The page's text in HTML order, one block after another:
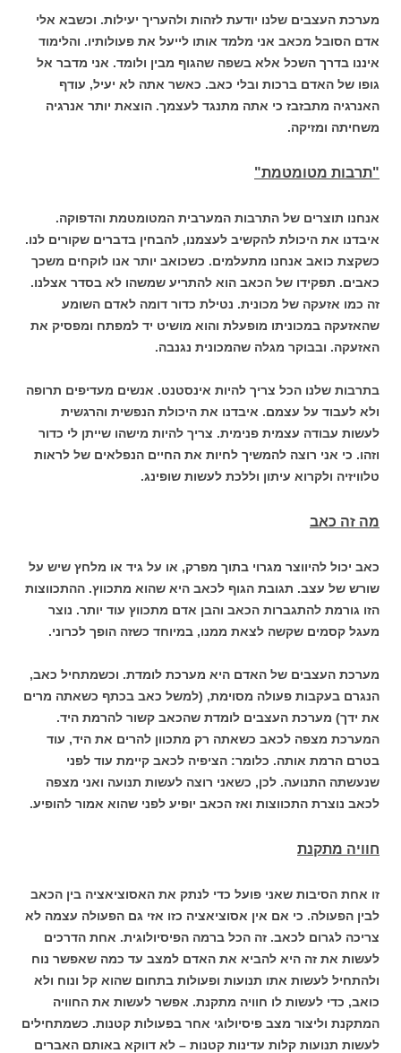
מערכת העצבים שלנו יודעת לזהות ולהעריך יעילות. וכשבא אלי
אדם הסובל מכאב אני מלמד אותו לייעל את פעולותיו. והלימוד
איננו בדרך השכל אלא בשפה שהגוף מבין ולומד. אני מדבר אל
גופו של האדם ברכות ובלי כאב. כאשר אתה לא יעיל, עודף
האנרגיה מתבזבז כי אתה מתנגד לעצמך. הוצאת יותר אנרגיה
משחיתה ומזיקה.
"תרבות מטומטמת"
אנחנו תוצרים של התרבות המערבית המטומטמת והדפוקה.
איבדנו את היכולת להקשיב לעצמנו, להבחין בדברים שקורים לנו.
כשקצת כואב אנחנו מתעלמים. כשכואב יותר אנו לוקחים משכך
כאבים. תפקידו של הכאב הוא להתריע שמשהו לא בסדר אצלנו.
זה כמו אזעקה של מכונית. נטילת כדור דומה לאדם השומע
שהאזעקה במכוניתו מופעלת והוא מושיט יד למפתח ומפסיק את
האזעקה. ובבוקר מגלה שהמכונית נגנבה.
בתרבות שלנו הכל צריך להיות אינסטנט. אנשים מעדיפים תרופה
ולא לעבוד על עצמם. איבדנו את היכולת הנפשית והרגשית
לעשות עבודה עצמית פנימית. צריך להיות מישהו שייתן לי כדור
וזהו. כי אני רוצה להמשיך לחיות את החיים הנפלאים של לראות
טלוויזיה ולקרוא עיתון וללכת לעשות שופינג.
מה זה כאב
כאב יכול להיווצר מגרוי בתוך מפרק, או על גיד או מלחץ שיש על
שורש של עצב. תגובת הגוף לכאב היא שהוא מתכווץ. ההתכווצות
הזו גורמת להתגברות הכאב והבן אדם מתכווץ עוד יותר. נוצר
מעגל קסמים שקשה לצאת ממנו, במיוחד כשזה הופך לכרוני.
מערכת העצבים של האדם היא מערכת לומדת. וכשמתחיל כאב,
הנגרם בעקבות פעולה מסוימת, (למשל כאב בכתף כשאתה מרים
את ידך) מערכת העצבים לומדת שהכאב קשור להרמת היד.
המערכת מצפה לכאב כשאתה רק מתכוון להרים את היד, עוד
בטרם הרמת אותה. כלומר: הציפיה לכאב קיימת עוד לפני
שנעשתה התנועה. לכן, כשאני רוצה לעשות תנועה ואני מצפה
לכאב נוצרת התכווצות ואז הכאב יופיע לפני שהוא אמור להופיע.
חוויה מתקנת
זו אחת הסיבות שאני פועל כדי לנתק את האסוציאציה בין הכאב
לבין הפעולה. כי אם אין אסוציאציה כזו אזי גם הפעולה עצמה לא
צריכה לגרום לכאב. זה הכל ברמה הפיסיולוגית. אחת הדרכים
לעשות את זה היא להביא את האדם למצב עד כמה שאפשר נוח
ולהתחיל לעשות אתו תנועות ופעולות בתחום שהוא קל ונוח ולא
כואב, כדי לעשות לו חוויה מתקנת. אפשר לעשות את החוויה
המתקנת וליצור מצב פיסיולוגי אחר בפעולות קטנות. כשמתחילים
לעשות תנועות קלות עדינות קטנות – לא דווקא באותם האברים